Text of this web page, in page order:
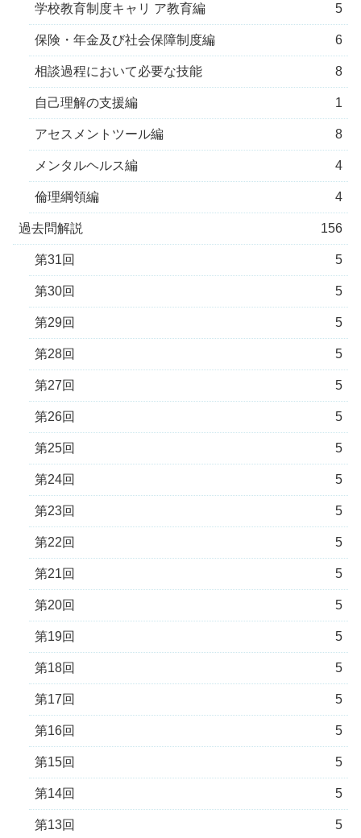
学校教育制度キャリ ア教育編 5
保険・年金及び社会保障制度編 6
相談過程において必要な技能 8
自己理解の支援編 1
アセスメントツール編 8
メンタルヘルス編 4
倫理綱領編 4
過去問解説 156
第31回 5
第30回 5
第29回 5
第28回 5
第27回 5
第26回 5
第25回 5
第24回 5
第23回 5
第22回 5
第21回 5
第20回 5
第19回 5
第18回 5
第17回 5
第16回 5
第15回 5
第14回 5
第13回 5